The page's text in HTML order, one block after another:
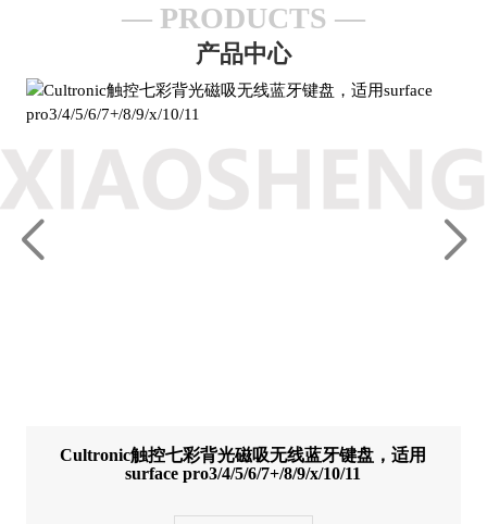
PRODUCTS
产品中心
Cultronic触控七彩背光磁吸无线蓝牙键盘，适用
surface pro3/4/5/6/7+/8/9/x/10/11